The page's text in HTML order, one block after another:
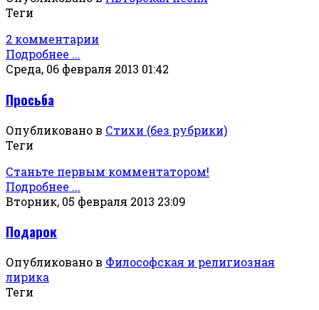
Теги
2 комментарии
Подробнее ...
Среда, 06 февраля 2013 01:42
Просьба
Опубликовано в Стихи (без рубрики)
Теги
Станьте первым комментатором!
Подробнее ...
Вторник, 05 февраля 2013 23:09
Подарок
Опубликовано в Философская и религиозная
лирика
Теги